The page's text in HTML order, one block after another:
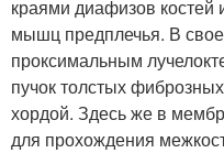
краями диафизов костей
мышц предплечья. В
проксимальным
пучок толстых
хордой. Здесь же в
для прохождения